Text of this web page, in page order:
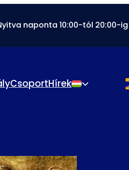
naponta 10:00-tól 20:00-ig
CsoportHírek Magyar